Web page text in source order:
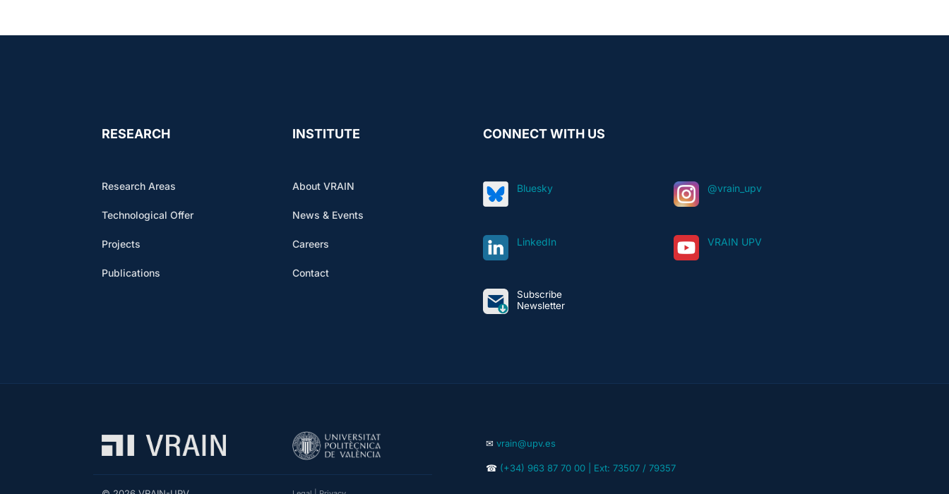
RESEARCH
Research Areas
Technological Offer
Projects
Publications
INSTITUTE
About VRAIN
News & Events
Careers
Contact
CONNECT WITH US
Bluesky @vrain_upv
LinkedIn VRAIN UPV
Subscribe
Newsletter
✉ vrain@upv.es
☎ (+34) 963 87 70 00 | Ext: 73507 / 79357